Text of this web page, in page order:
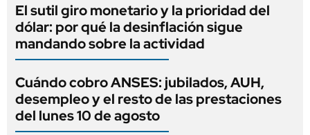
El sutil giro monetario y la prioridad del
dólar: por qué la desinflación sigue
mandando sobre la actividad
Cuándo cobro ANSES: jubilados, AUH,
desempleo y el resto de las prestaciones
del lunes 10 de agosto